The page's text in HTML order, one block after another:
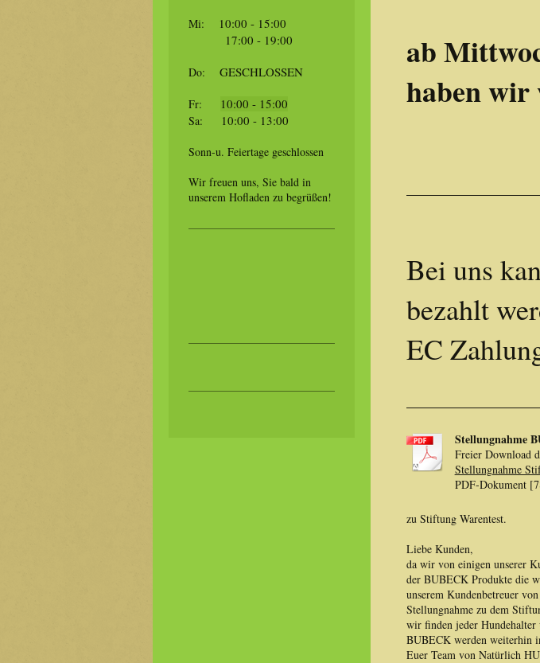
ab
haben wir
Bei uns
bezahlt
EC
Stellungnahme
Freier Download
Stellungnahme
PDF-Dokument
zu Stiftung Warentest.
Liebe Kunden,
da wir von einigen unserer
der BUBECK Produkte die
unserem Kundenbetreuer
Stellungnahme zu dem
wir finden jeder Hundehalter
BUBECK werden weiterhin
Euer Team von Natürlich
Mi:
10:00 - 15:00
17:00 - 19:00
Do: GESCHLOSSEN
Fr: 10:00 - 15:00
Sa: 10:00 - 13:00
Sonn-u. Feiertage geschlossen
Wir freuen uns, Sie bald in
unserem Hofladen zu begrüßen!